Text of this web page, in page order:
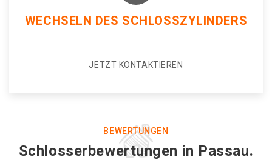
WECHSELN DES SCHLOSSZYLINDERS
JETZT KONTAKTIEREN
BEWERTUNGEN
Schlosserbewertungen in Passau.